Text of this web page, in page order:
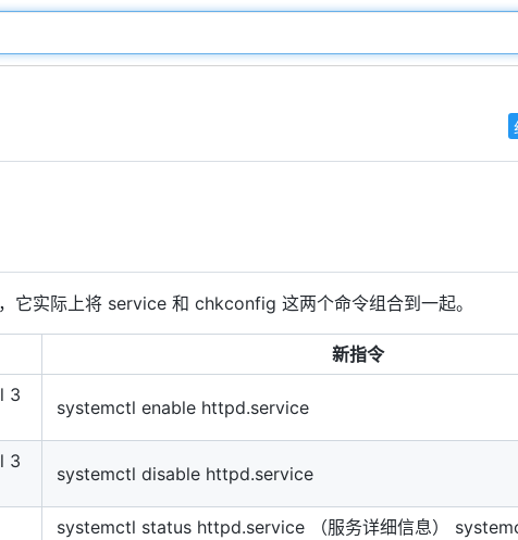
它实际上将 service 和 chkconfig 这两个命令组合到一起。
新指令
3
systemctl enable httpd.service
3
systemctl disable httpd.service
systemctl status httpd.service （服务详细信息）